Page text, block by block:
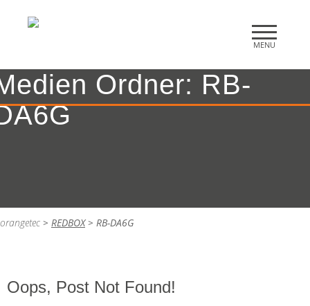
Ordner: RB-
orangetec > REDBOX> RB-DA6G
Oops, Post Not Found!